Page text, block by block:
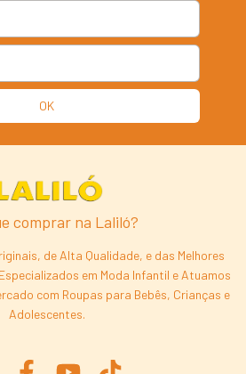
comprar na Laliló?
de Alta Qualidade, e das Melhores
em Moda Infantil e Atuamos
com Roupas para Bebês, Crianças e
Adolescentes.